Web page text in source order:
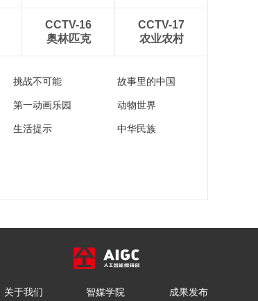
CCTV-16
奥林匹克
CCTV-17
农业农村
挑战不可能 故事里的中国
第一动画乐园 动物世界
生活提示 中华民族
关于我们 智媒学院 成果发布